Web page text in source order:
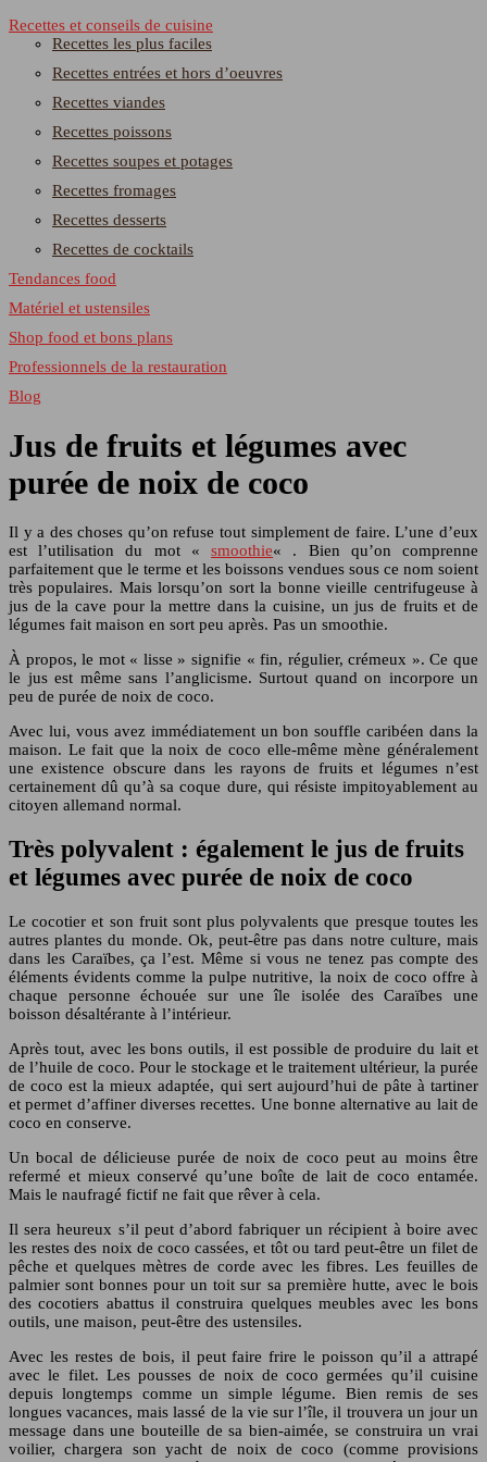
Recettes et conseils de cuisine
Recettes les plus faciles
Recettes entrées et hors d’oeuvres
Recettes viandes
Recettes poissons
Recettes soupes et potages
Recettes fromages
Recettes desserts
Recettes de cocktails
Tendances food
Matériel et ustensiles
Shop food et bons plans
Professionnels de la restauration
Blog
Jus de fruits et légumes avec
purée de noix de coco
Il y a des choses qu’on refuse tout simplement de faire. L’une d’eux
est l’utilisation du mot «smoothie« . Bien qu’on comprenne
parfaitement que le terme et les boissons vendues sous ce nom soient
très populaires. Mais lorsqu’on sort la bonne vieille centrifugeuse à
jus de la cave pour la mettre dans la cuisine, un jus de fruits et de
légumes fait maison en sort peu après. Pas un smoothie.
À propos, le mot « lisse » signifie « fin, régulier, crémeux ». Ce que
le jus est même sans l’anglicisme. Surtout quand on incorpore un
peu de purée de noix de coco.
Avec lui, vous avez immédiatement un bon souffle caribéen dans la
maison. Le fait que la noix de coco elle-même mène généralement
une existence obscure dans les rayons de fruits et légumes n’est
certainement dû qu’à sa coque dure, qui résiste impitoyablement au
citoyen allemand normal.
Très polyvalent : également le jus de fruits
et légumes avec purée de noix de coco
Le cocotier et son fruit sont plus polyvalents que presque toutes les
autres plantes du monde. Ok, peut-être pas dans notre culture, mais
dans les Caraïbes, ça l’est. Même si vous ne tenez pas compte des
éléments évidents comme la pulpe nutritive, la noix de coco offre à
chaque personne échouée sur une île isolée des Caraïbes une
boisson désaltérante à l’intérieur.
Après tout, avec les bons outils, il est possible de produire du lait et
de l’huile de coco. Pour le stockage et le traitement ultérieur, la purée
de coco est la mieux adaptée, qui sert aujourd’hui de pâte à tartiner
et permet d’affiner diverses recettes. Une bonne alternative au lait de
coco en conserve.
Un bocal de délicieuse purée de noix de coco peut au moins être
refermé et mieux conservé qu’une boîte de lait de coco entamée.
Mais le naufragé fictif ne fait que rêver à cela.
Il sera heureux s’il peut d’abord fabriquer un récipient à boire avec
les restes des noix de coco cassées, et tôt ou tard peut-être un filet de
pêche et quelques mètres de corde avec les fibres. Les feuilles de
palmier sont bonnes pour un toit sur sa première hutte, avec le bois
des cocotiers abattus il construira quelques meubles avec les bons
outils, une maison, peut-être des ustensiles.
Avec les restes de bois, il peut faire frire le poisson qu’il a attrapé
avec le filet. Les pousses de noix de coco germées qu’il cuisine
depuis longtemps comme un simple légume. Bien remis de ses
longues vacances, mais lassé de la vie sur l’île, il trouvera un jour un
message dans une bouteille de sa bien-aimée, se construira un vrai
voilier, chargera son yacht de noix de coco (comme provisions